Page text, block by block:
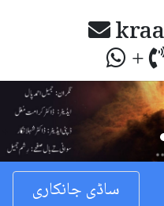
+
Previous
ساڈی جانکاری